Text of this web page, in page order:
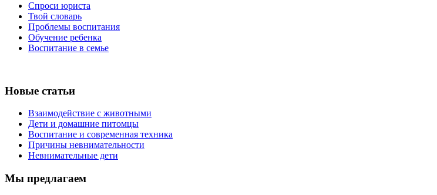
Спроси юриста
Твой словарь
Проблемы воспитания
Обучение ребенка
Воспитание в семье
Новые статьи
Взаимодействие с животными
Дети и домашние питомцы
Воспитание и современная техника
Причины невнимательности
Невнимательные дети
Мы предлагаем